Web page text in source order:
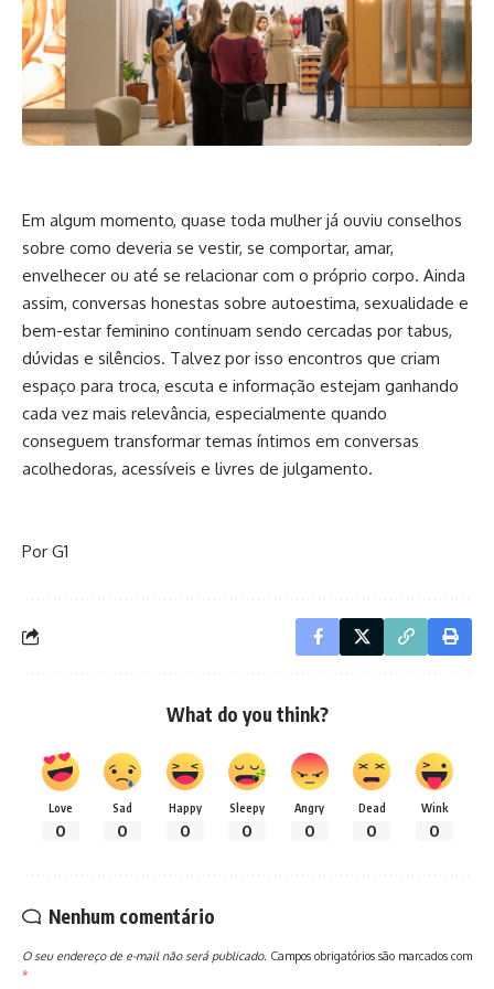
Em algum momento, quase toda mulher já ouviu conselhos
sobre como deveria se vestir, se comportar, amar,
envelhecer ou até se relacionar com o próprio corpo. Ainda
assim, conversas honestas sobre autoestima, sexualidade e
bem-estar feminino continuam sendo cercadas por tabus,
dúvidas e silêncios. Talvez por isso encontros que criam
espaço para troca, escuta e informação estejam ganhando
cada vez mais relevância, especialmente quando
conseguem transformar temas íntimos em conversas
acolhedoras, acessíveis e livres de julgamento.
Por G1
What do you think?
Love
0
Sad
0
Happy
0
Sleepy
0
Angry
0
Dead
0
Wink
0
Nenhum comentário
O seu endereço de e-mail não será publicado. Campos obrigatórios são marcados com
*